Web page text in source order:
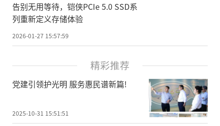
告别无用等待，铠侠PCIe 5.0 SSD系
列重新定义存储体验
2026-01-27 15:57:59
精彩推荐
党建引领护光明 服务惠民谱新篇!
2025-10-31 15:51:51